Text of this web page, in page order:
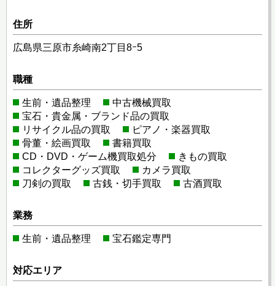
住所
広島県三原市糸崎南2丁目8ｰ5
職種
生前・遺品整理
中古機械買取
宝石・貴金属・ブランド品の買取
リサイクル品の買取
ピアノ・楽器買取
骨董・絵画買取
書籍買取
CD・DVD・ゲーム機買取処分
きもの買取
コレクターグッズ買取
カメラ買取
刀剣の買取
古銭・切手買取 古酒買取
業務
生前・遺品整理 宝石鑑定専門
対応エリア